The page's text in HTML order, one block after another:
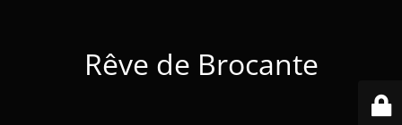
Rêve de Brocante